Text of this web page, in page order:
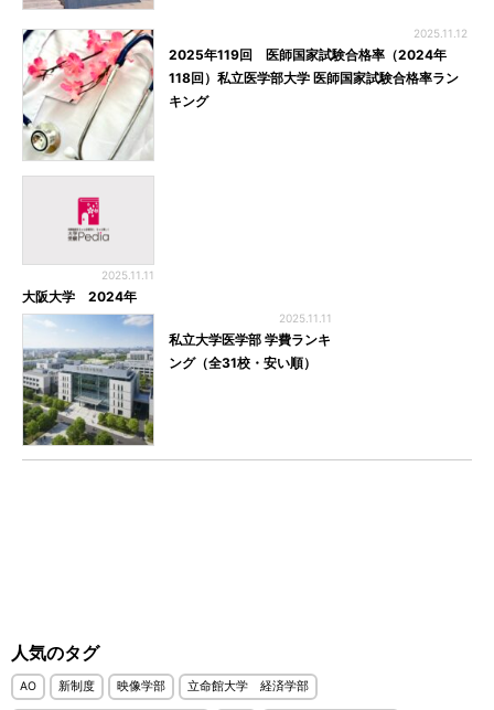
2025.11.12
2025年119回 医師国家試験合格率（2024年
118回）私立医学部大学 医師国家試験合格率ラン
キング
2025.11.11
大阪大学 2024年
2025.11.11
私立大学医学部 学費ランキ
ング（全31校・安い順）
人気のタグ
AO 新制度 映像学部 立命館大学 経済学部